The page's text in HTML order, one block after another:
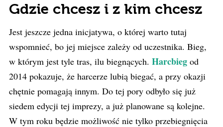
Gdzie chcesz i z kim chcesz
Jest jeszcze jedna inicjatywa, o której warto tutaj
wspomnieć, bo jej miejsce zależy od uczestnika. Bieg,
w którym jest tyle tras, ilu biegnących. Harcbieg od
2014 pokazuje, że harcerze lubią biegać, a przy okazji
chętnie pomagają innym. Do tej pory odbyło się już
siedem edycji tej imprezy, a już planowane są kolejne.
W tym roku będzie możliwość nie tylko przebiegnięcia